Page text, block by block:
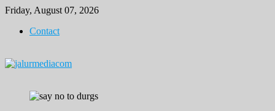
Skip
content
Friday, August 07, 2026
Contact